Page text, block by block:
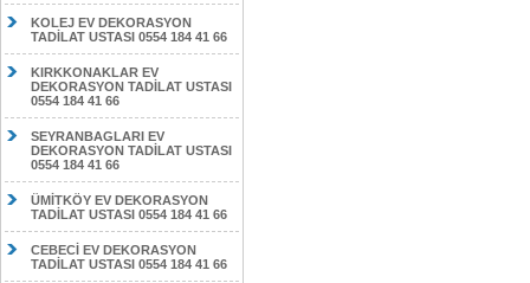
KOLEJ EV DEKORASYON
TADİLAT USTASI 0554 184 41 66
KIRKKONAKLAR EV
DEKORASYON TADİLAT USTASI
0554 184 41 66
SEYRANBAGLARI EV
DEKORASYON TADİLAT USTASI
0554 184 41 66
ÜMİTKÖY EV DEKORASYON
TADİLAT USTASI 0554 184 41 66
CEBECİ EV DEKORASYON
TADİLAT USTASI 0554 184 41 66